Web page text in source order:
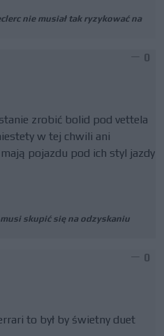
nie musiał tak ryzykować na
0
zrobić bolid pod vettela
w tej chwili ani
pojazdu pod ich styl jazdy
skupić się na odzyskaniu
0
to był by świetny duet